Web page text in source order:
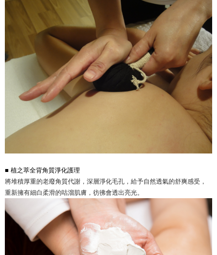
■ 植之萃全背角質淨化護理
將堆積厚重的老廢角質代謝，深層淨化毛孔，給予自然透氣的舒爽感受，
重新擁有細白柔滑的咕溜肌膚，彷彿會透出亮光。